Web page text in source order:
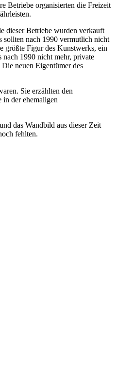
Betriebe organisierten die Freizeit
dieser Betriebe wurden verkauft
sollten nach 1990 vermutlich nicht
größte Figur des Kunstwerks, ein
1990 nicht mehr, private
neuen Eigentümer des
Sie erzählten den
der ehemaligen
das Wandbild aus dieser Zeit
fehlten.